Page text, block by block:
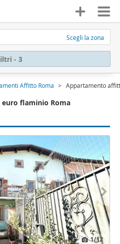
Scegli la zona
- 3
Affitto Roma Appartamento
flaminio Roma
1/12